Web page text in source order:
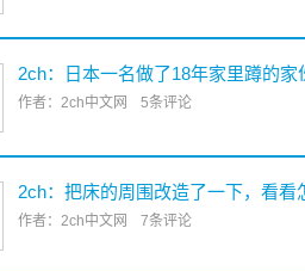
2ch：日本一名做了18年家里蹲的
作者：2ch中文网 5条评论
2ch：把床的周围改造了一下，看看
作者：2ch中文网 7条评论